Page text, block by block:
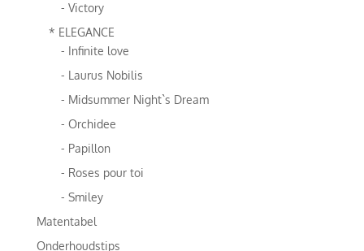
- Victory
* ELEGANCE
- Infinite love
- Laurus Nobilis
- Midsummer Night`s Dream
- Orchidee
- Papillon
- Roses pour toi
- Smiley
Matentabel
Onderhoudstips